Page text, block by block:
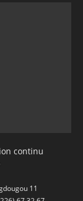
continu
11